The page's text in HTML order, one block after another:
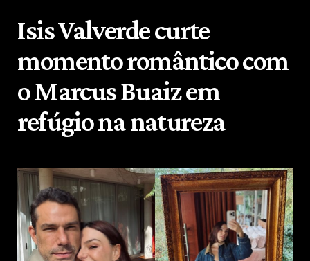
Isis Valverde curte
momento romântico com
o Marcus Buaiz em
refúgio na natureza